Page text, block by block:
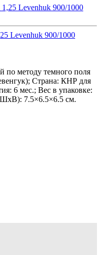
Levenhuk 900/1000
по методу темного поля
Страна: КНР для
6 мес.; Вес в упаковке:
7.5×6.5×6.5 см.